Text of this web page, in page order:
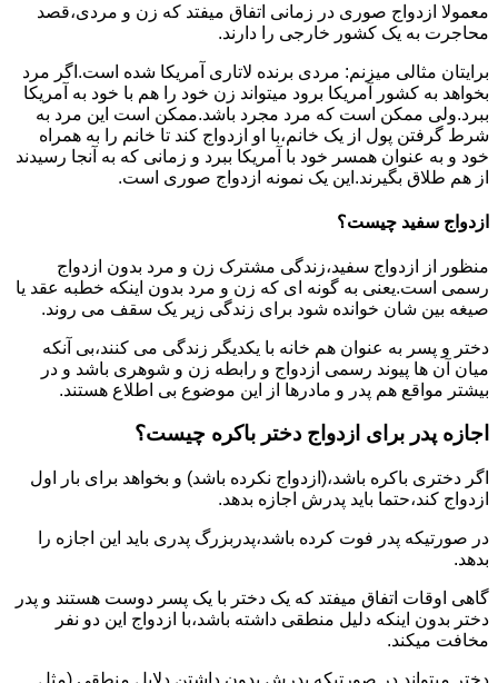
معمولا ازدواج صوری در زمانی اتفاق میفتد که زن و مردی،قصد
محاجرت به یک کشور خارجی را دارند.
برایتان مثالی میزنم: مردی برنده لاتاری آمریکا شده است.اگر مرد
بخواهد به کشور آمریکا برود میتواند زن خود را هم با خود به آمریکا
ببرد.ولی ممکن است که مرد مجرد باشد.ممکن است این مرد به
شرط گرفتن پول از یک خانم،با او ازدواج کند تا خانم را به همراه
خود و به عنوان همسر خود با آمریکا ببرد و زمانی که به آنجا رسیدند
از هم طلاق بگیرند.این یک نمونه ازدواج صوری است.
ازدواج سفید چیست؟
منظور از ازدواج سفید،زندگی مشترک زن و مرد بدون ازدواج
رسمی است.یعنی به گونه ای که زن و مرد بدون اینکه خطبه عقد یا
صیغه بین شان خوانده شود برای زندگی زیر یک سقف می روند.
دختر و پسر به عنوان هم خانه با یکدیگر زندگی می کنند،بی آنکه
میان آن ها پیوند رسمی ازدواج و رابطه زن و شوهری باشد و در
بیشتر مواقع هم پدر و مادرها از این موضوع بی اطلاع هستند.
اجازه پدر برای ازدواج دختر باکره چیست؟
اگر دختری باکره باشد،(ازدواج نکرده باشد) و بخواهد برای بار اول
ازدواج کند،حتما باید پدرش اجازه بدهد.
در صورتیکه پدر فوت کرده باشد،پدربزرگ پدری باید این اجازه را
بدهد.
گاهی اوقات اتفاق میفتد که یک دختر با یک پسر دوست هستند و پدر
دختر بدون اینکه دلیل منطقی داشته باشد،با ازدواج این دو نفر
مخافت میکند.
دختر میتواند در صورتیکه پدرش بدون داشتن دلایل منطقی (مثل